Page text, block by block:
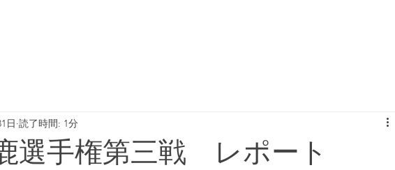
選手権第三戦 レポート
日 読了時間: 1分